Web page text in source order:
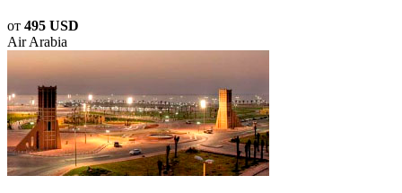
от 495 USD
Air Arabia